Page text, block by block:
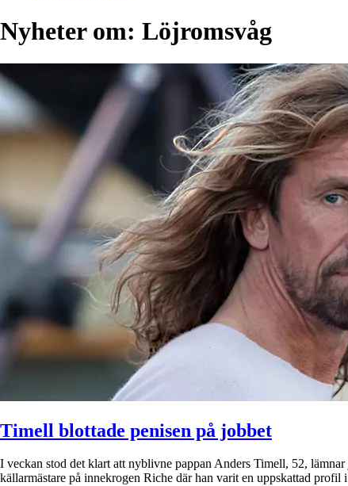
Nyheter om: Löjromsvåg
Timell blottade penisen på jobbet
I veckan stod det klart att nyblivne pappan Anders Timell, 52,
källarmästare på innekrogen Riche där han varit en uppskattad